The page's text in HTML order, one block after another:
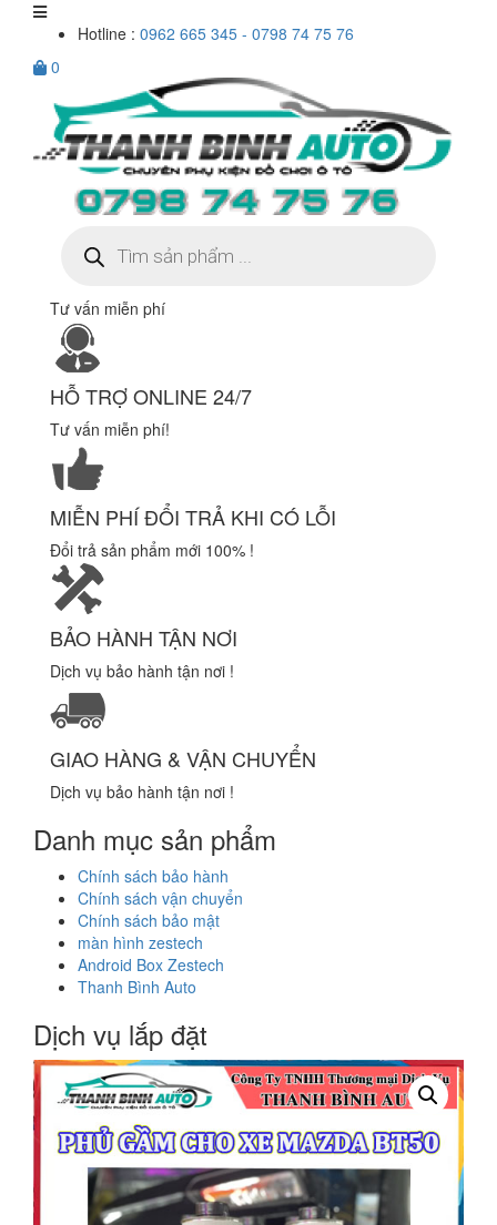
Hotline : 0962 665 345 - 0798 74 75 76
0
kiếm
sản
Tư vấn miễn phí
HỖ TRỢ ONLINE 24/7
Tư vấn miễn phí!
MIỄN PHÍ ĐỔI TRẢ KHI CÓ LỖI
Đổi trả sản phẩm mới 100% !
BẢO HÀNH TẬN NƠI
Dịch vụ bảo hành tận nơi !
GIAO HÀNG & VẬN CHUYỂN
Dịch vụ bảo hành tận nơi !
Danh mục sản phẩm
Chính sách bảo hành
Chính sách vận chuyển
Chính sách bảo mật
màn hình zestech
Android Box Zestech
Thanh Bình Auto
Dịch vụ lắp đặt